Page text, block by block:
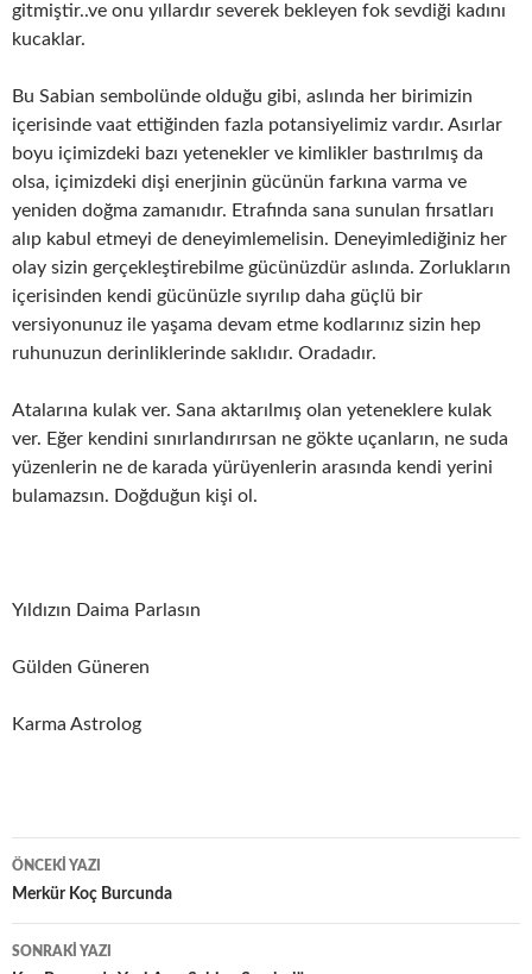
gitmiştir..ve onu yıllardır severek bekleyen fok sevdiği kadını
kucaklar.
Bu Sabian sembolünde olduğu gibi, aslında her birimizin
içerisinde vaat ettiğinden fazla potansiyelimiz vardır. Asırlar
boyu içimizdeki bazı yetenekler ve kimlikler bastırılmış da
olsa, içimizdeki dişi enerjinin gücünün farkına varma ve
yeniden doğma zamanıdır. Etrafında sana sunulan fırsatları
alıp kabul etmeyi de deneyimlemelisin. Deneyimlediğiniz her
olay sizin gerçekleştirebilme gücünüzdür aslında. Zorlukların
içerisinden kendi gücünüzle sıyrılıp daha güçlü bir
versiyonunuz ile yaşama devam etme kodlarınız sizin hep
ruhunuzun derinliklerinde saklıdır. Oradadır.
Atalarına kulak ver. Sana aktarılmış olan yeteneklere kulak
ver. Eğer kendini sınırlandırırsan ne gökte uçanların, ne suda
yüzenlerin ne de karada yürüyenlerin arasında kendi yerini
bulamazsın. Doğduğun kişi ol.
Yıldızın Daima Parlasın
Gülden Güneren
Karma Astrolog
Yazı
dolaşımı
ÖNCEKI YAZI
Merkür Koç Burcunda
SONRAKI YAZI